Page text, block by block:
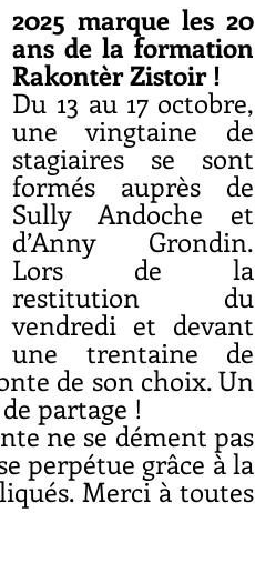
2025 marque les 20
ans de la formation
Rakontèr Zistoir !
Du 13 au 17 octobre,
une vingtaine de
stagiaires se sont
formés auprès de
Sully Andoche et
d’Anny Grondin.
Lors de la
restitution du
vendredi et devant
une trentaine de
de son choix. Un
partage !
ne se dément pas
perpétue grâce à la
Merci à toutes